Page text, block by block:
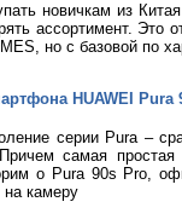
новичкам из
ассортимент. Это
но с базовой по
HUAWEI
серии Pura –
самая
о Pura 90s Pro,
камеру